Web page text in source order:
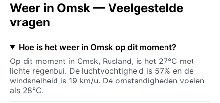
Weer in Omsk — Veelgestelde
vragen
Hoe is het weer in Omsk op dit moment?
Op dit moment in Omsk, Rusland, is het 27°C met
lichte regenbui. De luchtvochtigheid is 57% en de
windsnelheid is 19 km/u. De omstandigheden voelen
als 28°C.